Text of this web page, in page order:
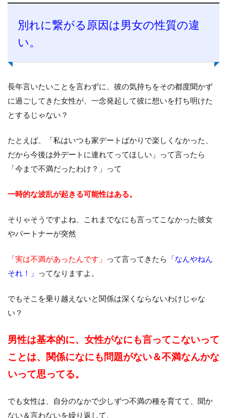
別れに繋がる原因は男女の性質の違
い。
長年言いたいことを言わずに、彼の気持ちをその都度聞かず
に過ごしてきた女性が、一念発起して彼に想いを打ち明けた
とするじゃない？
たとえば、「私はいつも家デートばかりで楽しくなかった、
だから今後は外デートに連れてってほしい」って言ったら
「今まで不満だったわけ？」って
一時的な波乱が起きる可能性はある。
そりゃそうですよね、これまでなにも言ってこなかった彼女
やパートナーが突然
「実は不満があったんです」 って言ってきたら
「なんやねん
それ！」
ってなりますよ。
でもそこを乗り越えないと関係は深くならないわけじゃな
い？
男性は基本的に、女性がなにも言ってこないって
ことは、関係になにも問題がない＆不満なんかな
いって思ってる。
でも女性は、自分のなかで少しずつ不満の種を育てて、聞か
ない＆言わないを繰り返して、